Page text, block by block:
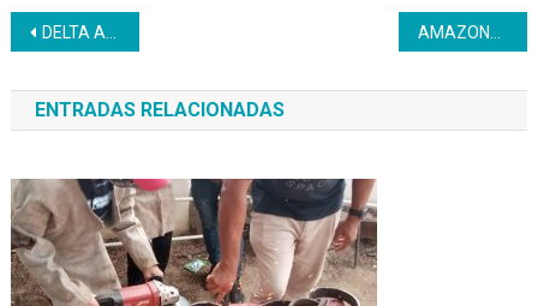
Navegación
de
entradas
DELTA AMACURO | Inces garantiza la seguridad alimentaria mediante formación técnica en Tucupita AMAZONAS | Trabajadores de Hidroven se forman con el Inces
ENTRADAS RELACIONADAS